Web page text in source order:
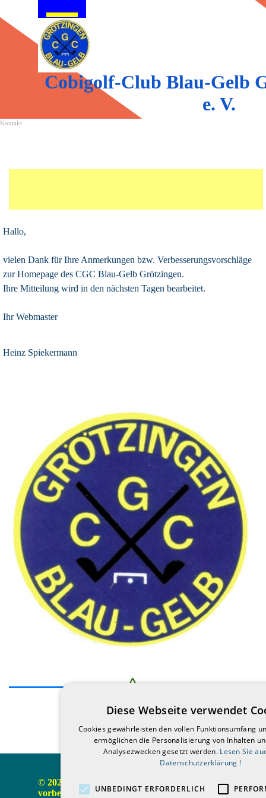
Cobigolf-Club Blau-Gelb
e. V.
Kontakt
Hallo,
vielen Dank für Ihre Anmerkungen bzw. Verbesserungsvorschläge
zur Homepage des CGC Blau-Gelb Grötzingen.
Ihre Mitteilung wird in den nächsten Tagen bearbeitet.
Ihr Webmaster
Heinz Spiekermann
90-9084
© 2021-2026 CGC Blau-Gelb Grötzingen 1968 e. V.  Alle
vorbehalten
Diese Webseite verwendet
Cookies gewährleisten den vollen Funktionsumfang
ermöglichen die Personalisierung von Inhalten
Analysezwecken gesetzt werden. Lesen Sie
Datenschutzerklärung !
UNBEDINGT ERFORDERLICH